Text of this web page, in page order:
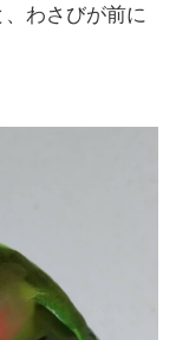
わさびが前に